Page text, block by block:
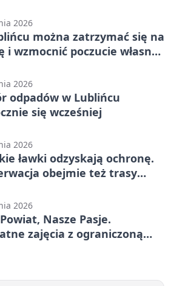
2026
można zatrzymać się na
i wzmocnić poczucie własnej
2026
odpadów w Lublińcu
się wcześniej
2026
ławki odzyskają ochronę.
obejmie też trasy
2026
Nasze Pasje.
zajęcia z ograniczoną